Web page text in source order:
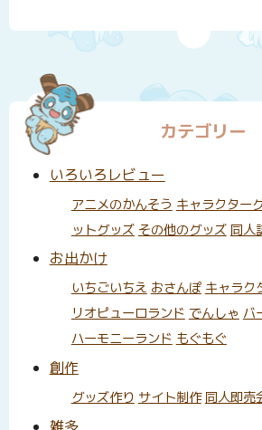
カテゴリー
いろいろレビュー
アニメのかんそう キャラクター
ットグッズ その他のグッズ 同人
お出かけ
いちごいちえ おさんぽ キャラク
リオピューロランド でんしゃ バ
ハーモニーランド もぐもぐ
創作
グッズ作り サイト制作 同人即売